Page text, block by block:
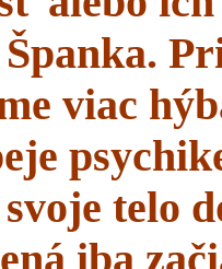
viac
telo
iba